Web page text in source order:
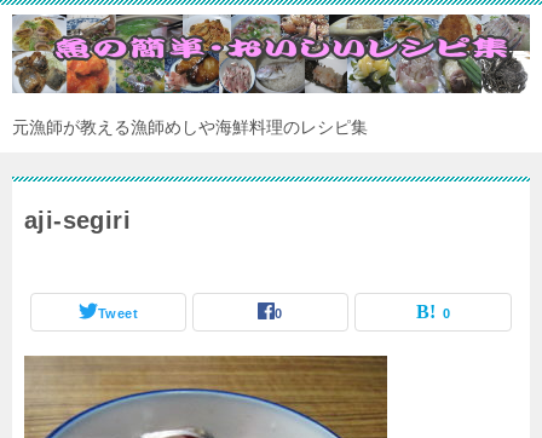
元漁師が教える漁師めしや海鮮料理のレシピ集
aji-segiri
Tweet 0 0